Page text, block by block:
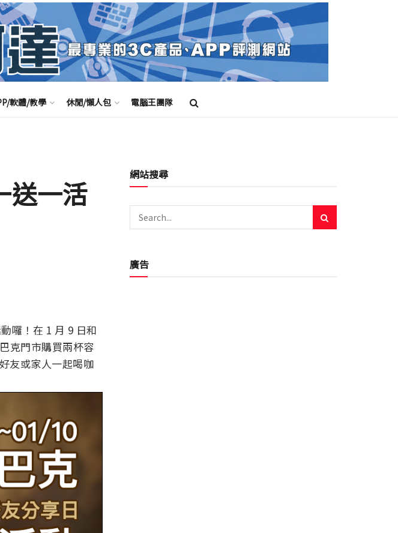
軟體/教學 休閒/懶人包 電腦王團隊
送一活
囉！在 1 月 9 日和
克門市購買兩杯容
友或家人一起喝咖
網站搜尋
廣告